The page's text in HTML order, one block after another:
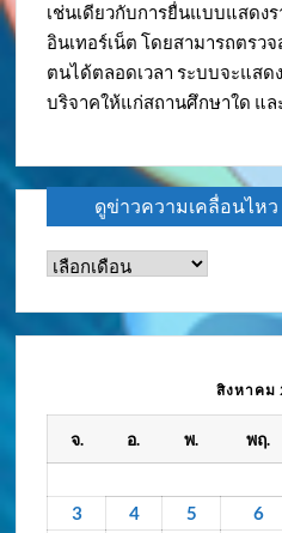
เช่นเดียวกับการยื่นแบบแสดง
อินเทอร์เน็ต โดยสามารถตรว
ตนได้ตลอดเวลา ระบบจะแสด
บริจาคให้แก่สถานศึกษาใด แล
ดูข่าวความเคลื่อนไห
ดู
กิจกรรม
ย้อน
สิงหาคม
จ. อ. พ. พฤ.
3
4 5 6